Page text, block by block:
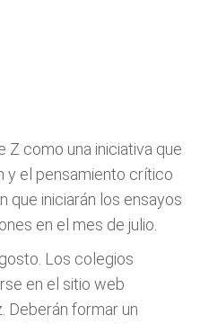
Z como una iniciativa que
y el pensamiento crítico
que iniciarán los ensayos
en el mes de julio.
Los colegios
en el sitio web
Deberán formar un